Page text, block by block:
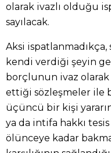
olarak ivazlı olduğu
sayılacak.
Aksi ispatlanmadıkça,
kendi verdiği şeyin
borçlunun ivaz olarak
ettiği sözleşmeler ile
üçüncü bir kişi
ya da intifa hakkı
ölünceye kadar